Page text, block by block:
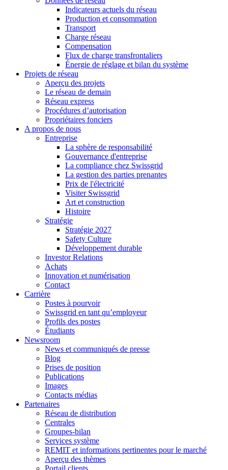
Indicateurs actuels du réseau
Production et consommation
Transport
Charge réseau
Compensation
Flux de charge transfrontaliers
Énergie de réglage et bilan du système
Projets de réseau
Aperçu des projets
Le réseau de demain
Réseau express
Procédures d’autorisation
Propriétaires fonciers
A propos de nous
Entreprise
La sphère de responsabilité
Gouvernance d'entreprise
La compliance chez Swissgrid
La gestion des parties prenantes
Prix de l'électricité
Visiter Swissgrid
Art et construction
Histoire
Stratégie
Stratégie 2027
Safety Culture
Développement durable
Investor Relations
Achats
Innovation et numérisation
Contact
Carrière
Postes à pourvoir
Swissgrid en tant qu’employeur
Profils des postes
Étudiants
Newsroom
News et communiqués de presse
Blog
Prises de position
Publications
Images
Contacts médias
Partenaires
Réseau de distribution
Centrales
Groupes-bilan
Services système
REMIT et informations pertinentes pour le marché
Aperçu des thèmes